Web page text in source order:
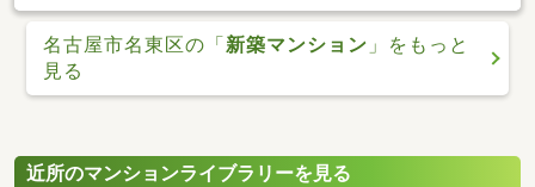
名古屋市名東区の「新築マンション 」をもっと
見る
近所のマンションライブラリーを見る